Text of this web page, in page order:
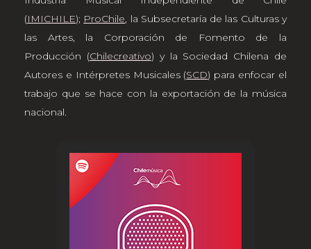
(IMICHILE); ProChile, la Subsecretaría de las Culturas y
las Artes, la Corporación de Fomento de la
Producción (Chilecreativo) y la Sociedad Chilena de
Autores e Intérpretes Musicales (SCD) para enfocar el
trabajo que se hace con la exportación de la música
nacional.